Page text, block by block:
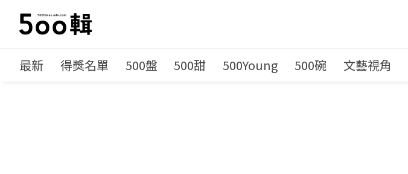
最新 得獎名單 500盤 500甜 500Young 500碗 文藝視角